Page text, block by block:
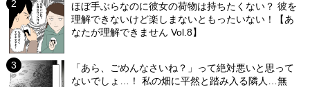
ほぼ手ぶらなのに彼女の荷物は持ちたくない？ 彼を
理解できないけど楽しまないともったいない！【あ
なたが理解できません Vol.8】
「あら、ごめんなさいね？」って絶対悪いと思って
ないでしょ…！ 私の畑に平然と踏み入る隣人…無